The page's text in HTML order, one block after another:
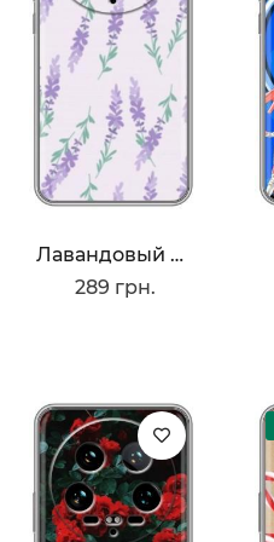
Лавандовый Фон
289 грн.